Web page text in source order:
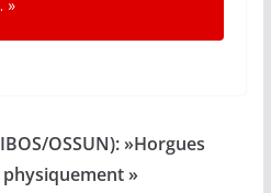
»
OSSUN): »Horgues
»